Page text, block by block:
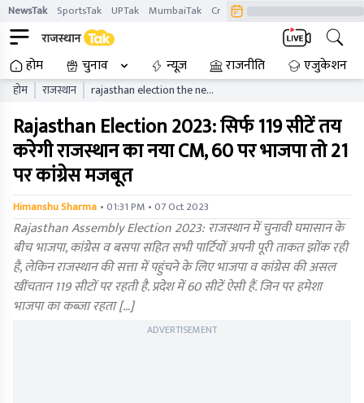
NewsTak SportsTak UPTak MumbaiTak CrimeTak
होम चुनाव न्यूज़ राजनीति एजुकेशन
होम राजस्थान
rajasthan election the new
only seats bjp is strong on
and congress is strong on
Rajasthan Election 2023: सिर्फ 119 सीटें तय
करेगी राजस्थान का नया CM, 60 पर भाजपा तो 21
पर कांग्रेस मजबूत
Himanshu Sharma • 01:31 PM • 07 Oct 2023
Rajasthan Assembly Election 2023: राजस्थान में चुनावी घमासान के
बीच भाजपा, कांग्रेस व बसपा सहित सभी पार्टियों अपनी पूरी ताकत झोंक रही
है, लेकिन राजस्थान की सत्ता में पहुंचने के लिए भाजपा व कांग्रेस की असल
खींचतान 119 सीटों पर रहती है. प्रदेश में 60 सीटें ऐसी हैं. जिन पर हमेशा
भाजपा का कब्जा रहता […]
ADVERTISEMENT